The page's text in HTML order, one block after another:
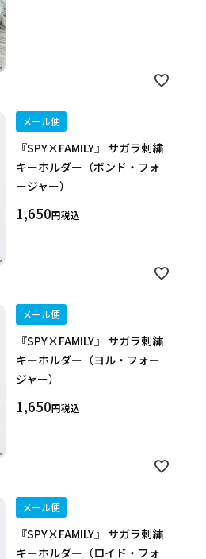
メール便
『SPY×FAMILY』 サガラ刺繍
キーホルダー（ボンド・フォ
ージャー）
1,650 税込
メール便
『SPY×FAMILY』 サガラ刺繍
キーホルダー（ヨル・フォー
ジャー）
1,650 税込
メール便
『SPY×FAMILY』 サガラ刺繍
キーホルダー（ロイド・フォ